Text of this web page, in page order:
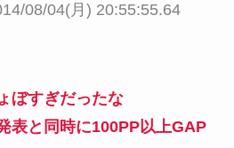
08/04(月) 20:55:55.64
ぼすぎだったな
表と同時に100PP以上GAP